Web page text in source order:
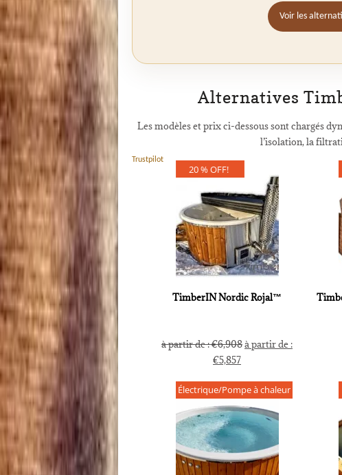
Voir les
Alternatives
Les modèles et prix ci-dessous sont chargés
l’isolation, la
Trustpilot
20 % OFF!
TimberIN Nordic Rojal™
à partir de :€6,908à partir de :
€5,857
Électrique/Pompe à chaleur